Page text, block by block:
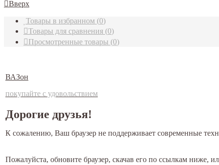
Вверх
Товары в избранном (0)
Товары для сравнения (0)
Просмотренные товары (0)
ВАЗон
покупайте с удовольствием
Дорогие друзья!
К сожалению, Ваш браузер не поддерживает современные
Пожалуйста, обновите браузер, скачав его по ссылкам ниже,